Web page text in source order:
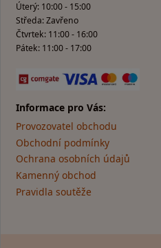
Informace pro Vás:
Provozovatel obchodu
Obchodní podmínky
Ochrana osobních údajů
Kamenný obchod
Pravidla soutěže
Úterý: 10:00 - 15:00
Středa: Zavřeno
Čtvrtek: 11:00 - 16:00
Pátek: 11:00 - 17:00